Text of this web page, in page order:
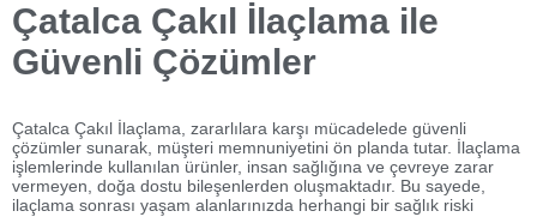
Çatalca Çakıl İlaçlama ile
Güvenli Çözümler
Çatalca Çakıl İlaçlama, zararlılara karşı mücadelede güvenli
çözümler sunarak, müşteri memnuniyetini ön planda tutar. İlaçlama
işlemlerinde kullanılan ürünler, insan sağlığına ve çevreye zarar
vermeyen, doğa dostu bileşenlerden oluşmaktadır. Bu sayede,
ilaçlama sonrası yaşam alanlarınızda herhangi bir sağlık riski